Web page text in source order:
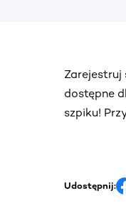
Zarejestruj
dostępne
szpiku!
Udostępnij: